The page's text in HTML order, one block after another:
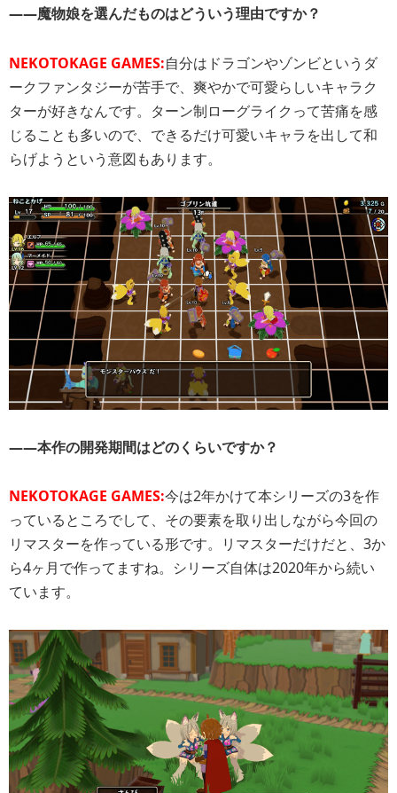
――魔物娘を選んだものはどういう理由ですか？
NEKOTOKAGE GAMES:自分はドラゴンやゾンビというダ
ークファンタジーが苦手で、爽やかで可愛らしいキャラク
ターが好きなんです。ターン制ローグライクって苦痛を感
じることも多いので、できるだけ可愛いキャラを出して和
らげようという意図もあります。
――本作の開発期間はどのくらいですか？
NEKOTOKAGE GAMES:今は2年かけて本シリーズの3を作
っているところでして、その要素を取り出しながら今回の
リマスターを作っている形です。リマスターだけだと、3か
ら4ヶ月で作ってますね。シリーズ自体は2020年から続い
ています。